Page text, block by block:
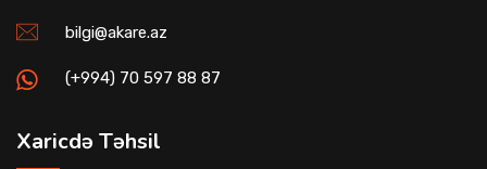
bilgi@akare.az
(+994) 70 597 88 87
Xaricdə Təhsil